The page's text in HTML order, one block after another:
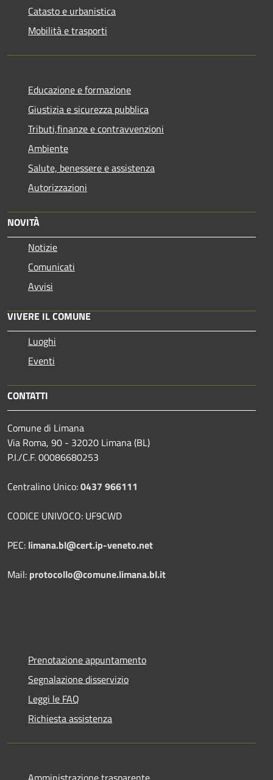
Catasto e urbanistica
Mobilità e trasporti
Educazione e formazione
Giustizia e sicurezza pubblica
Tributi,finanze e contravvenzioni
Ambiente
Salute, benessere e assistenza
Autorizzazioni
NOVITÀ
Notizie
Comunicati
Avvisi
VIVERE IL COMUNE
Luoghi
Eventi
CONTATTI
Comune di Limana
Via Roma, 90 - 32020 Limana (BL)
P.I./C.F. 00086680253
Centralino Unico:0437 966111
CODICE UNIVOCO: UF9CWD
PEC: limana.bl@cert.ip-veneto.net
Mail: protocollo@comune.limana.bl.it
Prenotazione appuntamento
Segnalazione disservizio
Leggi le FAQ
Richiesta assistenza